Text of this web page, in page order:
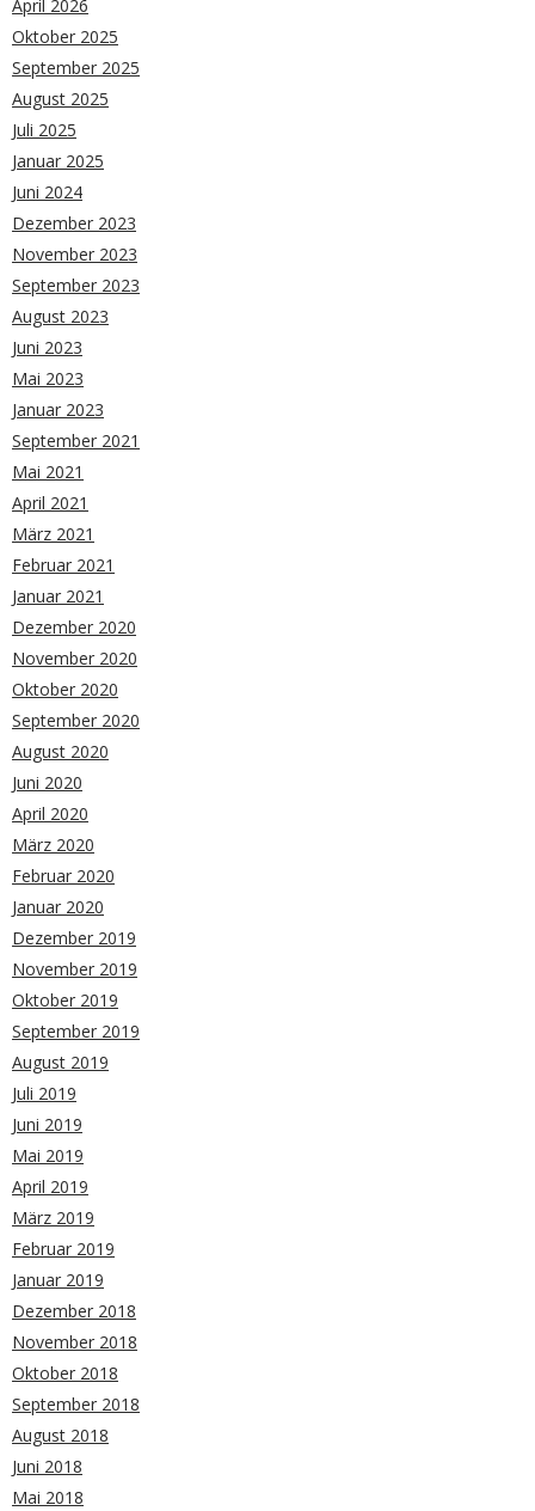
April 2026
Oktober 2025
September 2025
August 2025
Juli 2025
Januar 2025
Juni 2024
Dezember 2023
November 2023
September 2023
August 2023
Juni 2023
Mai 2023
Januar 2023
September 2021
Mai 2021
April 2021
März 2021
Februar 2021
Januar 2021
Dezember 2020
November 2020
Oktober 2020
September 2020
August 2020
Juni 2020
April 2020
März 2020
Februar 2020
Januar 2020
Dezember 2019
November 2019
Oktober 2019
September 2019
August 2019
Juli 2019
Juni 2019
Mai 2019
April 2019
März 2019
Februar 2019
Januar 2019
Dezember 2018
November 2018
Oktober 2018
September 2018
August 2018
Juni 2018
Mai 2018